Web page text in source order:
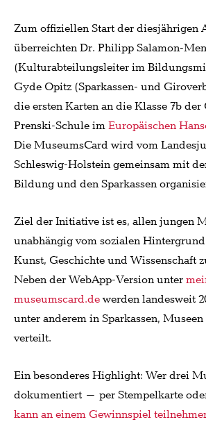
Zum offiziellen Start der diesjährigen
überreichten Dr. Philipp Salamon-
(Kulturabteilungsleiter im
Gyde Opitz (Sparkassen- und
die ersten Karten an die Klasse 7b der
Prenski-Schule imEuropäischen
Die MuseumsCard wird vom
Schleswig-Holstein gemeinsam mit
Bildung und den Sparkassen
Ziel der Initiative ist es, allen jungen
unabhängig vom sozialen
Kunst, Geschichte und Wissenschaft
Neben der WebApp-Version unter
museumscard.dewerden landesweit
unter anderem in Sparkassen,
verteilt.
Ein besonderes Highlight: Wer drei
dokumentiert – per Stempelkarte
kann an einem Gewinnspiel